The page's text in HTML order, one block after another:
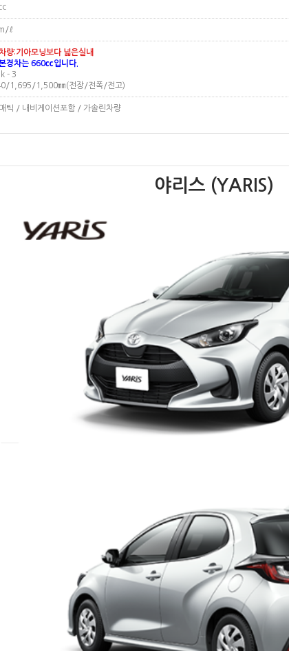
ℓ
량:기아모닝보다 넓은실내
경차는 660㏄입니다.
- 3
1,695/1,500㎜(전장/전폭/전고)
틱 / 내비게이션포함 / 가솔린차량
야리스 (YARIS)